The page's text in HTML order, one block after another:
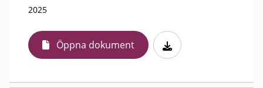
2025
Öppna dokument